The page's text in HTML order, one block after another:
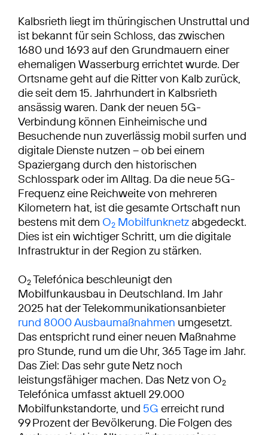
Kalbsrieth liegt im thüringischen Unstruttal und
ist bekannt für sein Schloss, das zwischen
1680 und 1693 auf den Grundmauern einer
ehemaligen Wasserburg errichtet wurde. Der
Ortsname geht auf die Ritter von Kalb zurück,
die seit dem 15. Jahrhundert in Kalbsrieth
ansässig waren. Dank der neuen 5G-
Verbindung können Einheimische und
Besuchende nun zuverlässig mobil surfen und
digitale Dienste nutzen – ob bei einem
Spaziergang durch den historischen
Schlosspark oder im Alltag. Da die neue 5G-
Frequenz eine Reichweite von mehreren
Kilometern hat, ist die gesamte Ortschaft nun
bestens mit dem O2 Mobilfunknetz abgedeckt.
Dies ist ein wichtiger Schritt, um die digitale
Infrastruktur in der Region zu stärken.
O2Telefónica beschleunigt den
Mobilfunkausbau in Deutschland. Im Jahr
2025 hat der Telekommunikationsanbieter
rund 8000 Ausbaumaßnahmen umgesetzt.
Das entspricht rund einer neuen Maßnahme
pro Stunde, rund um die Uhr, 365 Tage im Jahr.
Das Ziel: Das sehr gute Netz noch
leistungsfähiger machen. Das Netz von O2
Telefónica umfasst aktuell 29.000
Mobilfunkstandorte, und 5G erreicht rund
99 Prozent der Bevölkerung. Die Folgen des